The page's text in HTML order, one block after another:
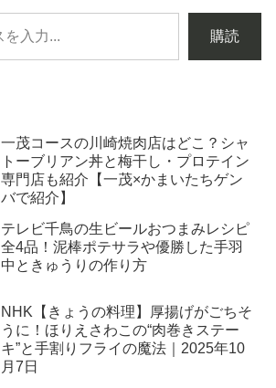
購読
一茂コースの川崎焼肉店はどこ？シャ
トーブリアン丼と梅干し・プロテイン
専門店も紹介【一茂×かまいたちゲン
バで紹介】
テレビ千鳥の生ビールおつまみレシピ
全4品！泥棒ポテサラや優勝した手羽
中ときゅうりの作り方
NHK【きょうの料理】厚揚げがごちそ
うに！ほりえさわこの“肉巻きステー
キ”と手割りフライの魔法｜2025年10
月7日